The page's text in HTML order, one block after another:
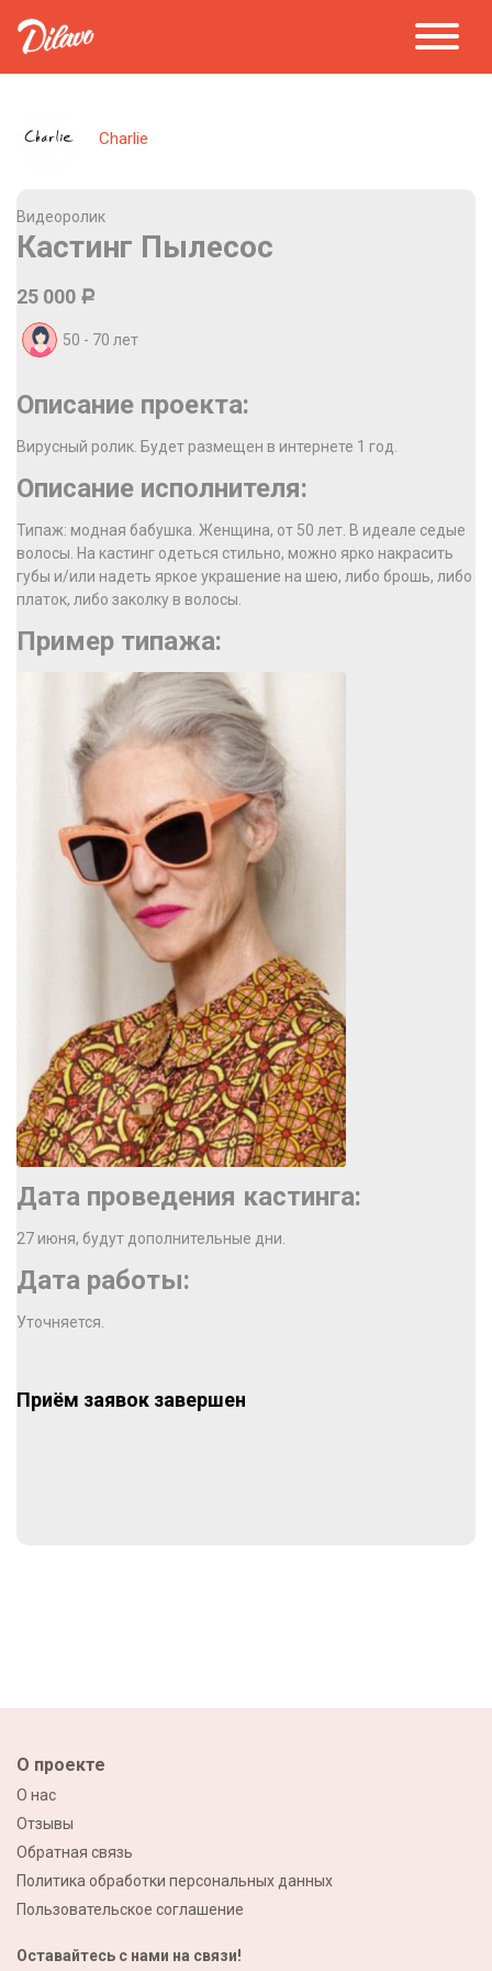
Charlie
Видеоролик
Кастинг Пылесос
25 000 Р
50 - 70 лет
Описание проекта:
Вирусный ролик. Будет размещен в интернете 1 год.
Описание исполнителя:
Типаж: модная бабушка. Женщина, от 50 лет. В идеале седые
волосы. На кастинг одеться стильно, можно ярко накрасить
губы и/или надеть яркое украшение на шею, либо брошь, либо
платок, либо заколку в волосы.
Пример типажа:
Дата проведения кастинга:
27 июня, будут дополнительные дни.
Дата работы:
Уточняется.
Приём заявок завершен
О проекте
О нас
Отзывы
Обратная связь
Политика обработки персональных данных
Пользовательское соглашение
Оставайтесь с нами на связи!